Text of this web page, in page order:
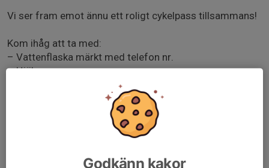
Vi ser fram emot ännu ett roligt cykelpass tillsammans!
Kom ihåg att ta med:
– Vattenflaska märkt med telefon nr.
– Hjälm
Vi samlas kl. 17.50 för närvarokoll och gruppindelning,
beroende på hur många cyklister och ledare som deltar.
Godkänn kakor